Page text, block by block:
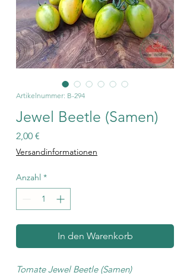
Artikelnummer: B-294
Jewel Beetle (Samen)
2,00 €
Versandinformationen
Anzahl *
In den Warenkorb
Tomate Jewel Beetle (Samen)